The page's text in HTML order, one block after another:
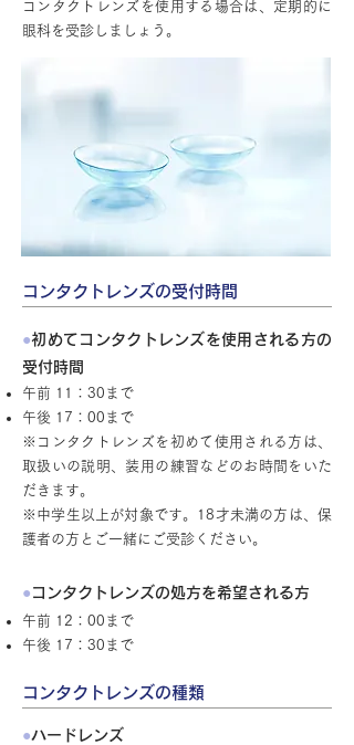
コンタクトレンズを使用する場合は、定期的に
眼科を受診しましょう。
コンタクトレンズの受付時間
●初めてコンタクトレンズを使用される方の
受付時間
午前 11：30まで
午後 17：00まで
※コンタクトレンズを初めて使用される方は、
取扱いの説明、装用の練習などのお時間をいた
だきます。
※中学生以上が対象です。18才未満の方は、保
護者の方とご一緒にご受診ください。
● コンタクトレンズの処方を希望される方
午前 12：00まで
午後 17：30まで
コンタクトレンズの種類
●ハードレンズ